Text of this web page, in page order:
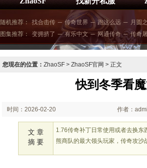
随机推荐： 找合击传 ─ 传奇世界 ─ 跑这么远 ─ 月圆
图集推荐：
变拥挤了 ─ 有乐中文 ─ 网通传奇 ─ 传奇
您现在的位置： ZhaoSF > ZhaoSF官网 > 正文
快到冬季看
时间：2026-02-20
02:23:51
作者：
文 章
摘 要
1.76传奇补丁日常使用或者去换
熊商队的最大领头玩家，传奇攻